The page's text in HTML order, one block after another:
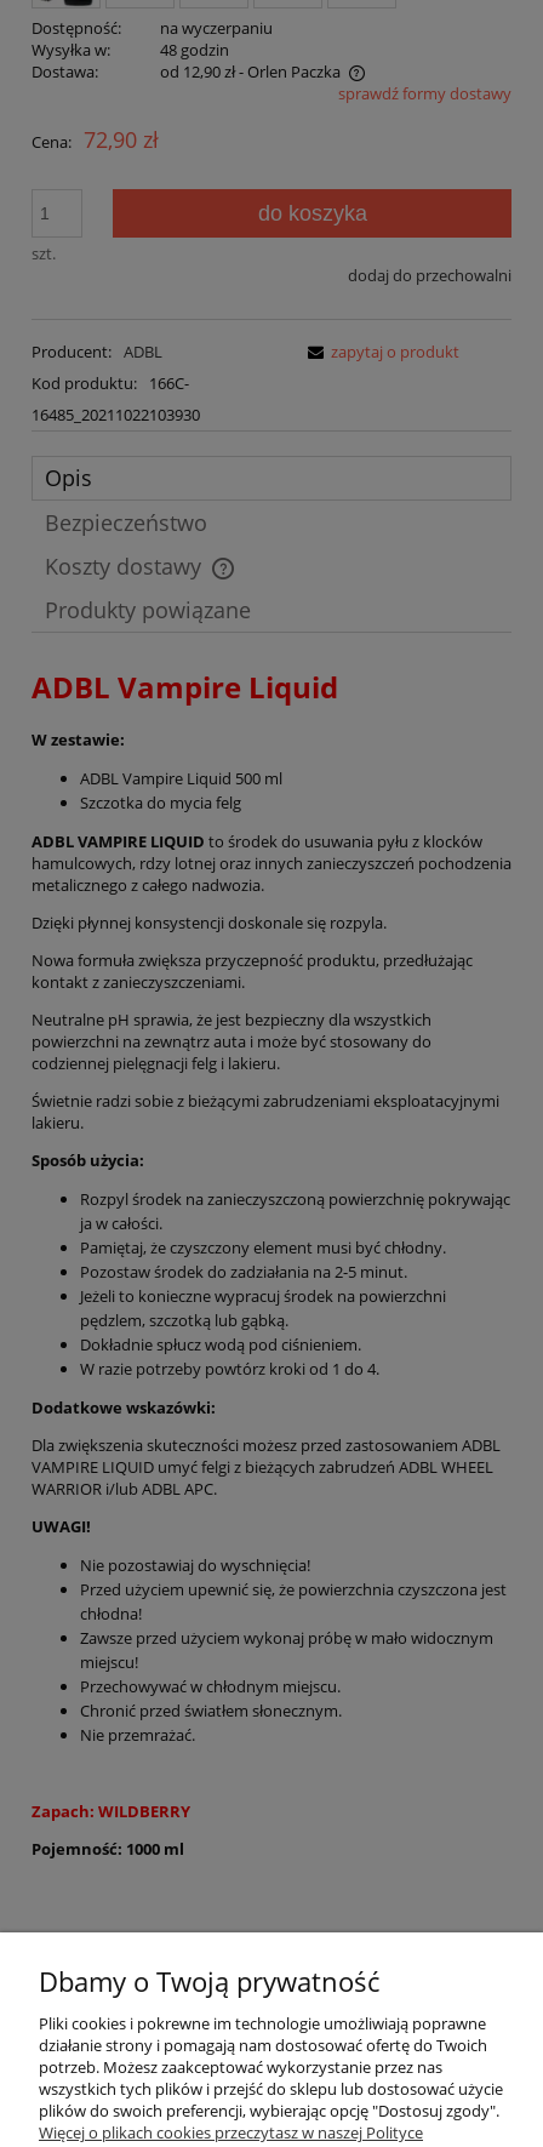
Dostępność:
na wyczerpaniu
Wysyłka w:
48 godzin
Dostawa:
od 12,90 zł- Orlen Paczka
Cena nie zawiera ewentualnych kosztów płatnościsprawdź formy dostawy
Cena: 72,90 zł
szt.
do koszyka
dodaj do przechowalni
Producent: ADBL
Kod produktu:
166C-
16485_20211022103930
zapytaj o produkt
Opis
Bezpieczeństwo
Koszty dostawy
Cena nie zawiera ewentualnych kosztów płatności
Produkty powiązane
ADBL Vampire Liquid
W zestawie:
ADBL Vampire Liquid 500 ml
Szczotka do mycia felg
ADBL VAMPIRE LIQUID to środek do usuwania pyłu z klocków
hamulcowych, rdzy lotnej oraz innych zanieczyszczeń pochodzenia
metalicznego z całego nadwozia.
Dzięki płynnej konsystencji doskonale się rozpyla.
Nowa formuła zwiększa przyczepność produktu, przedłużając
kontakt z zanieczyszczeniami.
Neutralne pH sprawia, że jest bezpieczny dla wszystkich
powierzchni na zewnątrz auta i może być stosowany do
codziennej pielęgnacji felg i lakieru.
Świetnie radzi sobie z bieżącymi zabrudzeniami eksploatacyjnymi
lakieru.
Sposób użycia:
Rozpyl środek na zanieczyszczoną powierzchnię pokrywając
ja w całości.
Pamiętaj, że czyszczony element musi być chłodny.
Pozostaw środek do zadziałania na 2-5 minut.
Jeżeli to konieczne wypracuj środek na powierzchni
pędzlem, szczotką lub gąbką.
Dokładnie spłucz wodą pod ciśnieniem.
W razie potrzeby powtórz kroki od 1 do 4.
Dodatkowe wskazówki:
Dla zwiększenia skuteczności możesz przed zastosowaniem ADBL
VAMPIRE LIQUID umyć felgi z bieżących zabrudzeń ADBL WHEEL
WARRIOR i/lub ADBL APC.
UWAGI!
Nie pozostawiaj do wyschnięcia!
Przed użyciem upewnić się, że powierzchnia czyszczona jest
chłodna!
Zawsze przed użyciem wykonaj próbę w mało widocznym
miejscu!
Przechowywać w chłodnym miejscu.
Chronić przed światłem słonecznym.
Nie przemrażać.
Zapach: WILDBERRY
Pojemność: 1000 ml
- Wymiar szczotki 29 cm
- Gęste włosie z miękkich włókien
- Wygodny uchwyt
Pomoc
Dbamy o Twoją prywatność
Pliki cookies i pokrewne im technologie umożliwiają poprawne
działanie strony i pomagają nam dostosować ofertę do Twoich
potrzeb. Możesz zaakceptować wykorzystanie przez nas
wszystkich tych plików i przejść do sklepu lub dostosować użycie
plików do swoich preferencji, wybierając opcję "Dostosuj zgody".
Więcej o plikach cookies przeczytasz w naszej Polityce